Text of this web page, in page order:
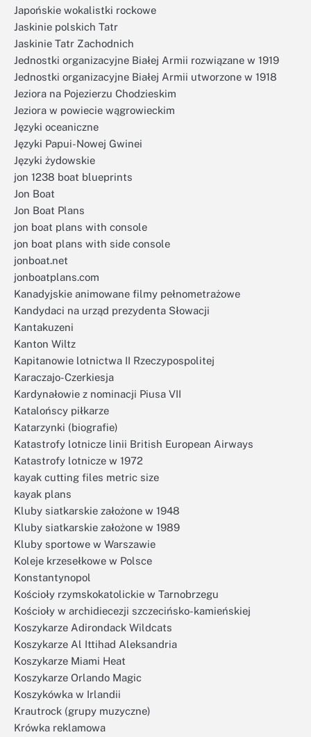
Japońskie wokalistki rockowe
Jaskinie polskich Tatr
Jaskinie Tatr Zachodnich
Jednostki organizacyjne Białej Armii rozwiązane w 1919
Jednostki organizacyjne Białej Armii utworzone w 1918
Jeziora na Pojezierzu Chodzieskim
Jeziora w powiecie wągrowieckim
Języki oceaniczne
Języki Papui-Nowej Gwinei
Języki żydowskie
jon 1238 boat blueprints
Jon Boat
Jon Boat Plans
jon boat plans with console
jon boat plans with side console
jonboat.net
jonboatplans.com
Kanadyjskie animowane filmy pełnometrażowe
Kandydaci na urząd prezydenta Słowacji
Kantakuzeni
Kanton Wiltz
Kapitanowie lotnictwa II Rzeczypospolitej
Karaczajo-Czerkiesja
Kardynałowie z nominacji Piusa VII
Katalońscy piłkarze
Katarzynki (biografie)
Katastrofy lotnicze linii British European Airways
Katastrofy lotnicze w 1972
kayak cutting files metric size
kayak plans
Kluby siatkarskie założone w 1948
Kluby siatkarskie założone w 1989
Kluby sportowe w Warszawie
Koleje krzesełkowe w Polsce
Konstantynopol
Kościoły rzymskokatolickie w Tarnobrzegu
Kościoły w archidiecezji szczecińsko-kamieńskiej
Koszykarze Adirondack Wildcats
Koszykarze Al Ittihad Aleksandria
Koszykarze Miami Heat
Koszykarze Orlando Magic
Koszykówka w Irlandii
Krautrock (grupy muzyczne)
Krówka reklamowa